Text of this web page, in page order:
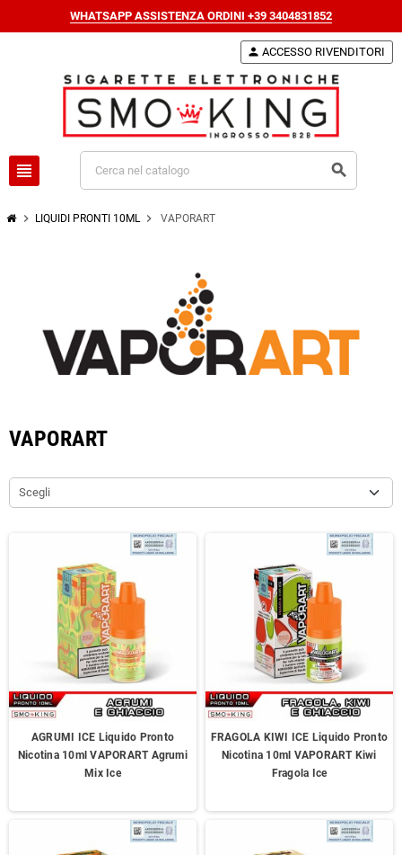
WHATSAPP ASSISTENZA ORDINI +39 3404831852
view_headline search
person ACCESSO RIVENDITORI
chevron_right LIQUIDI PRONTI 10ML chevron_right VAPORART
VAPORART
Scegli
AGRUMI ICE Liquido Pronto
Nicotina 10ml VAPORART Agrumi
Mix Ice
FRAGOLA KIWI ICE Liquido Pronto
Nicotina 10ml VAPORART Kiwi
Fragola Ice